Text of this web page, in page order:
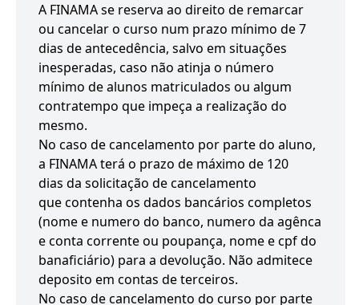
A FINAMA se reserva ao direito de remarcar
ou cancelar o curso num prazo mínimo de 7
dias de antecedência, salvo em situações
inesperadas, caso não atinja o número
mínimo de alunos matriculados ou algum
contratempo que impeça a realização do
mesmo.
No caso de cancelamento por parte do aluno,
a FINAMA terá o prazo de máximo de 120
dias da solicitação de cancelamento
que contenha os dados bancários completos
(nome e numero do banco, numero da agênca
e conta corrente ou poupança, nome e cpf do
banaficiário) para a devolução. Não admitece
deposito em contas de terceiros.
No caso de cancelamento do curso por parte